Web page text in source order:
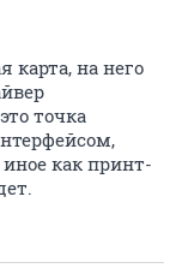
карта, на него
точка
как принт-